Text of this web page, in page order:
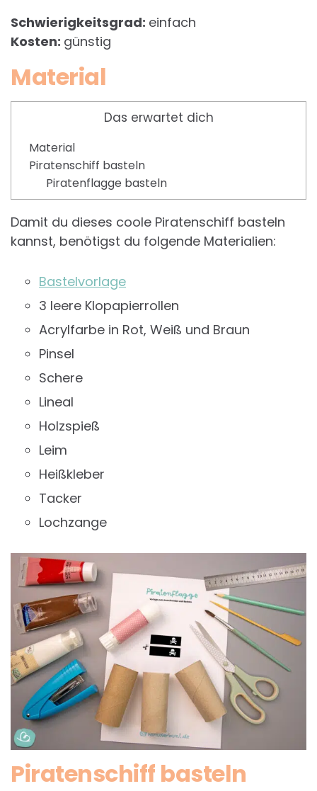
Schwierigkeitsgrad: einfach
Kosten: günstig
Material
Das erwartet dich
Material
Piratenschiff basteln
Piratenflagge basteln
Damit du dieses coole Piratenschiff basteln
kannst, benötigst du folgende Materialien:
Bastelvorlage
3 leere Klopapierrollen
Acrylfarbe in Rot, Weiß und Braun
Pinsel
Schere
Lineal
Holzspieß
Leim
Heißkleber
Tacker
Lochzange
Piratenschiff basteln